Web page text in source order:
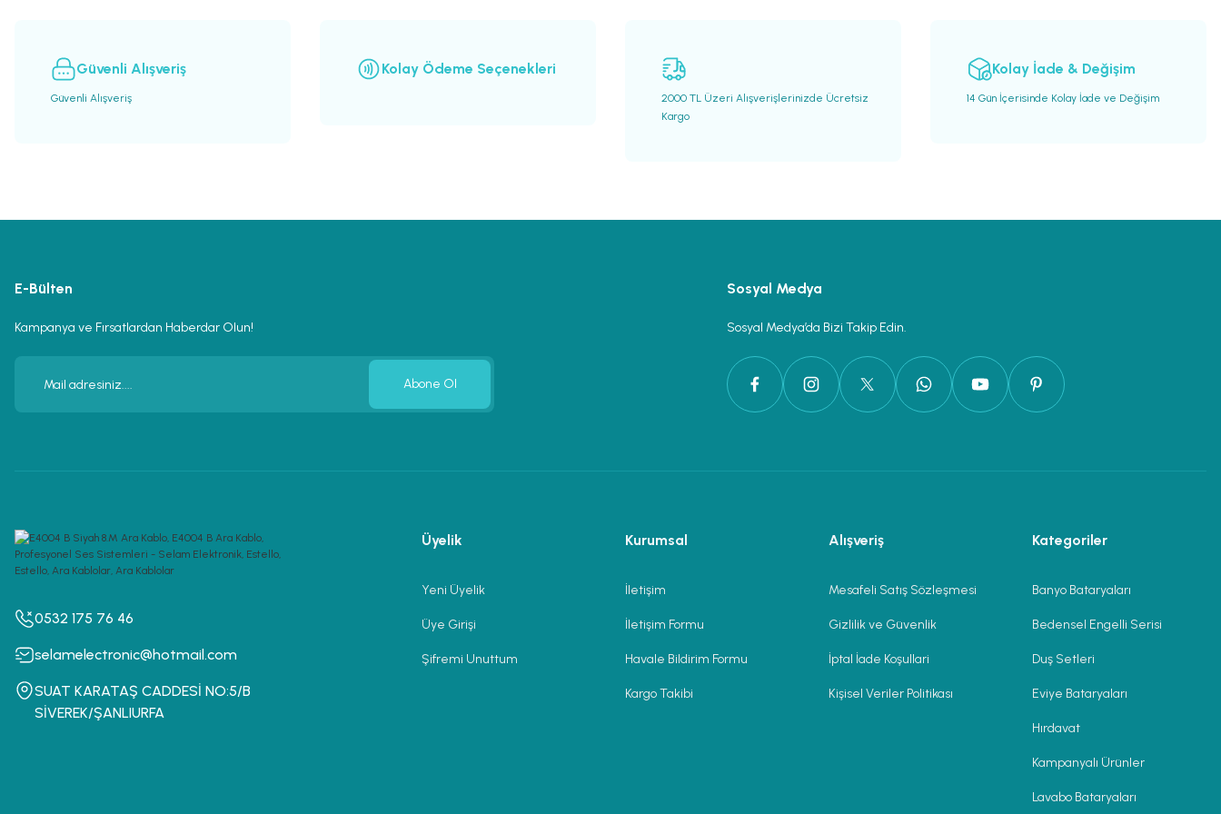
Güvenli Alışveriş
Güvenli Alışveriş
Kolay Ödeme Seçenekleri
2000 TL Üzeri Alışverişlerinizde Ücretsiz
Kargo
Kolay İade & Değişim
14 Gün İçerisinde Kolay İade ve Değişim
E-Bülten
Kampanya ve Fırsatlardan Haberdar Olun!
Abone Ol
Sosyal Medya
Sosyal Medya’da Bizi Takip Edin.
0532 175 76 46
selamelectronic@hotmail.com
SUAT KARATAŞ CADDESİ NO:5/B
SİVEREK/ŞANLIURFA
Üyelik
Yeni Üyelik
Üye Girişi
Şifremi Unuttum
Kurumsal
İletişim
İletişim Formu
Havale Bildirim Formu
Kargo Takibi
Alışveriş
Mesafeli Satış Sözleşmesi
Gizlilik ve Güvenlik
İptal İade Koşullari
Kişisel Veriler Politikası
Kategoriler
Banyo Bataryaları
Bedensel Engelli Serisi
Duş Setleri
Eviye Bataryaları
Hırdavat
Kampanyalı Ürünler
Lavabo Bataryaları